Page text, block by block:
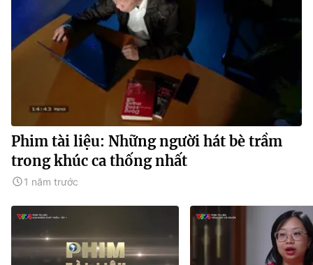
Phim tài liệu: Những người hát bè trầm
trong khúc ca thống nhất
1 năm trước